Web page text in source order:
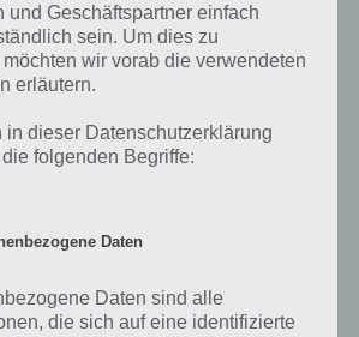
6 – Lösung
wenn man die drei aktiviert hat, öffnet sich die
einfach: Hinter der rechten Pflanze hat sich
rechts verschieben. Wenn die Pfalnze weit
und Geschäftspartner einfach
sein. Um dies zu
wir vorab die verwendeten
erläutern.
in dieser Datenschutzerklärung
folgenden Begriffe:
Daten
Daten sind alle
die sich auf eine identifizierte